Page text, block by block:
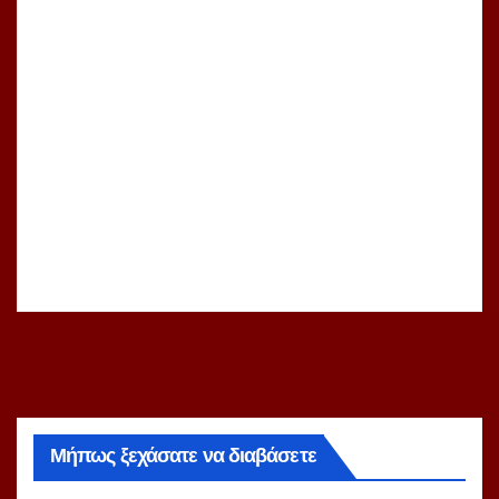
Μήπως ξεχάσατε να διαβάσετε